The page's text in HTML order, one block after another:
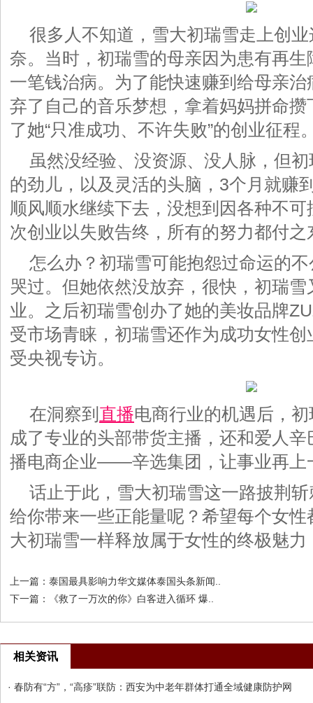
很多人不知道，雪大初瑞雪走上创
奈。当时，初瑞雪的母亲因为患有再
一笔钱治病。为了能快速赚到给母亲
弃了自己的音乐梦想，拿着妈妈拼命
了她“只准成功、不许失败”的创业征程
虽然没经验、没资源、没人脉，但
的劲儿，以及灵活的头脑，3个月就赚
顺风顺水继续下去，没想到因各种不
次创业以失败告终，所有的努力都付之
怎么办？初瑞雪可能抱怨过命运的
哭过。但她依然没放弃，很快，初瑞
业。之后初瑞雪创办了她的美妆品牌
受市场青睐，初瑞雪还作为成功女性
受央视专访。
在洞察到 直播电商行业的机遇后，
成了专业的头部带货主播，还和爱人
播电商企业——辛选集团，让事业再上
话止于此，雪大初瑞雪这一路披荆
给你带来一些正能量呢？希望每个女
大初瑞雪一样释放属于女性的终极魅力
上一篇： 泰国最具影响力华文媒体泰国头条新闻..
下一篇：
《救了一万次的你》白客进入循环 爆..
相关资讯
· 春防有“方”，“高疹”联防：西安为中老年群体打通全域健康防护网